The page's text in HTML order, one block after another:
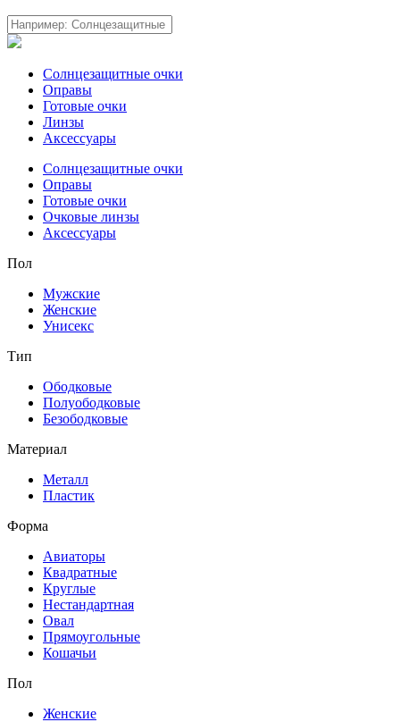
Солнцезащитные очки
Оправы
Готовые очки
Линзы
Аксессуары
Солнцезащитные очки
Оправы
Готовые очки
Очковые линзы
Аксессуары
Пол
Мужские
Женские
Унисекс
Тип
Ободковые
Полуободковые
Безободковые
Материал
Металл
Пластик
Форма
Авиаторы
Квадратные
Круглые
Нестандартная
Овал
Прямоугольные
Кошачьи
Пол
Женские